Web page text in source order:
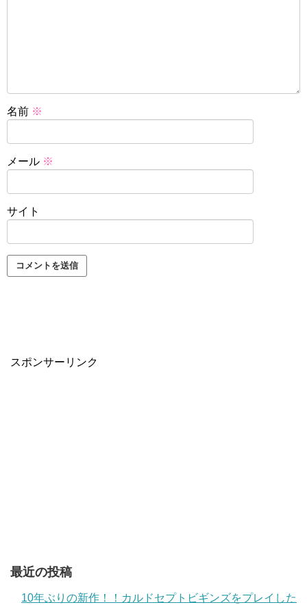
名前 ※
メール ※
サイト
スポンサーリンク
最近の投稿
10年ぶりの新作！！カルドセプトビギンズをプレイした